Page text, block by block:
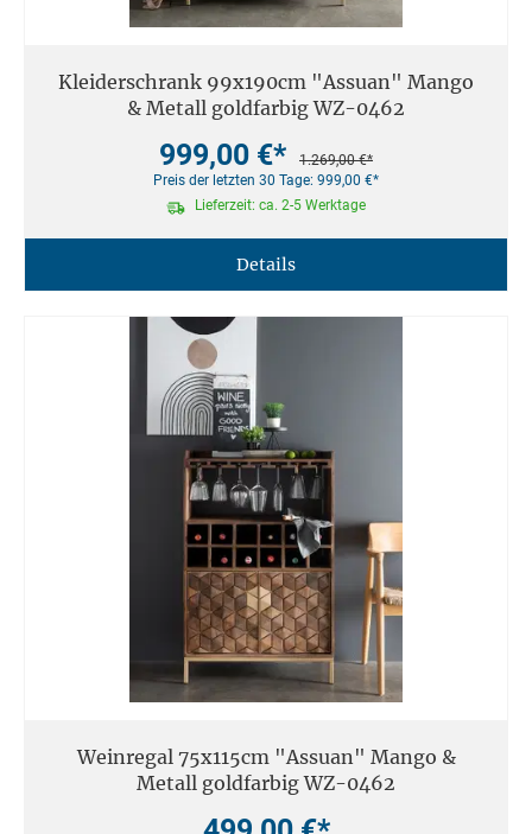
Kleiderschrank 99x190cm "Assuan" Mango
& Metall goldfarbig WZ-0462
999,00 €*
1.269,00 €*
Preis der letzten 30 Tage: 999,00 €*
Lieferzeit: ca. 2-5 Werktage
Details
Weinregal 75x115cm "Assuan" Mango &
Metall goldfarbig WZ-0462